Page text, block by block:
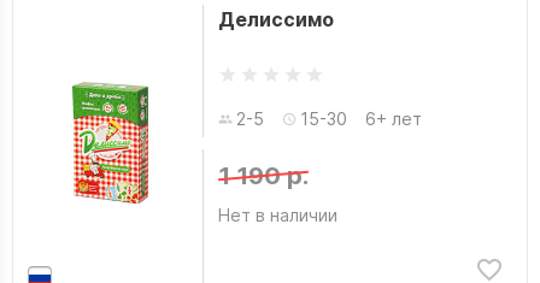
Делиссимо
2-5 15-30 6+ лет
1 190 р.
Нет в наличии